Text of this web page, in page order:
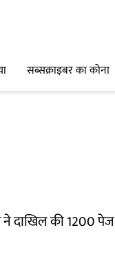
सब्सक्राइबर का कोना
ने दाखिल की 1200 पेज